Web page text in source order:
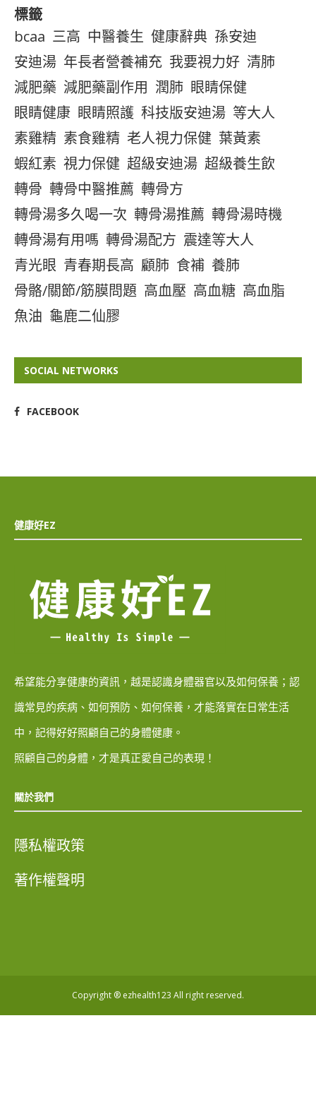
標籤
bcaa 三高 中醫養生 健康辭典 孫安迪
安迪湯 年長者營養補充 我要視力好 清肺
減肥藥 減肥藥副作用 潤肺 眼睛保健
眼睛健康 眼睛照護 科技版安迪湯 等大人
素雞精 素食雞精 老人視力保健 葉黃素
蝦紅素 視力保健 超級安迪湯 超級養生飲
轉骨 轉骨中醫推薦 轉骨方
轉骨湯多久喝一次 轉骨湯推薦 轉骨湯時機
轉骨湯有用嗎 轉骨湯配方 震達等大人
青光眼 青春期長高 顧肺 食補 養肺
骨骼/關節/筋膜問題 高血壓 高血糖 高血脂
魚油 龜鹿二仙膠
SOCIAL NETWORKS
FACEBOOK
健康好EZ
希望能分享健康的資訊，越是認識身體器官以及如何保養；認
識常見的疾病、如何預防、如何保養，才能落實在日常生活
中，記得好好照顧自己的身體健康。
照顧自己的身體，才是真正愛自己的表現！
關於我們
隱私權政策
著作權聲明
Copyright ® ezhealth123 All right reserved.